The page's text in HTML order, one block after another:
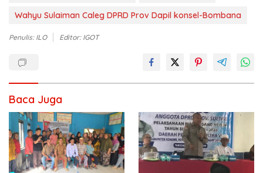
Wahyu Sulaiman Caleg DPRD Prov Dapil konsel-Bombana
Penulis: ILO Editor: IGOT
Baca Juga